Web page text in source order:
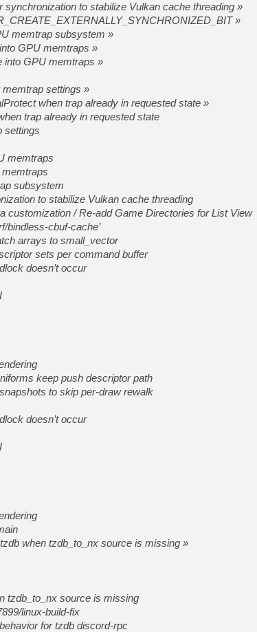
[LS] [PS5] Le WebKit
[GK] Oubliez Crazy Taxi,
[LS] [Switch] NSZ 5.0.0
[GK] No More Room in
[GK] Un chatbot Atelier
to stabilize Vulkan cache threading »
»
memtrap subsystem »
GPU memtraps »
into GPU memtraps »
settings »
when trap already in requested state »
trap already in requested state
settings
memtraps
subsystem
to stabilize Vulkan cache threading
customization / Re-add Game Directories for List View
bindless-cbuf-cache’
arrays to small_vector
sets per command buffer
doesn’t occur
keep push descriptor path
to skip per-draw rewalk
doesn’t occur
when tzdb_to_nx source is missing »
tzdb_to_nx source is missing
linux-build-fix
for tzdb discord-rpc